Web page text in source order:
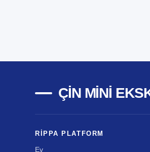
ÇIN MINI
RIPPA PLATFORM
Ev